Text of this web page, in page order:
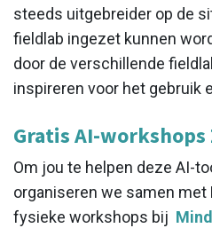
steeds uitgebreider op de
fieldlab ingezet kunnen
door de verschillende
inspireren voor het gebruik
Gratis AI-
Om jou te helpen deze AI-
organiseren we samen met
fysieke workshops bij